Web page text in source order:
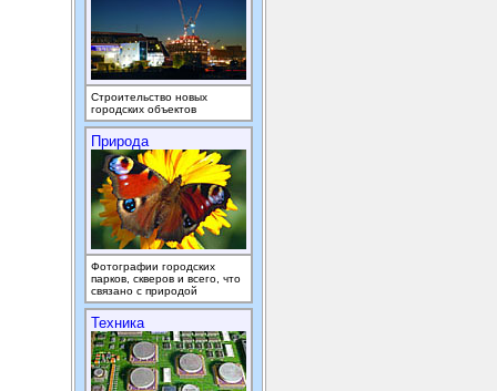
Строительство новых
городских объектов
Природа
Фотографии городских
парков, скверов и всего, что
связано с природой
Техника